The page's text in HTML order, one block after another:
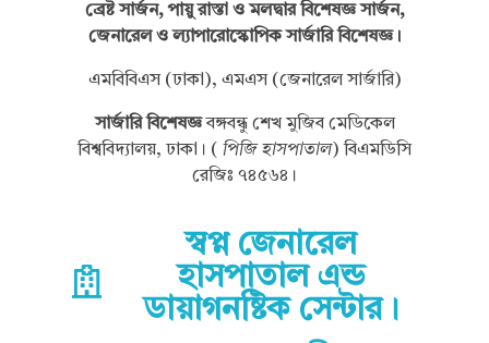
ব্রেষ্ট সার্জন, পায়ু রাস্তা ও মলদ্বার বিশেষজ্ঞ সার্জন,
জেনারেল ও ল্যাপারোস্কোপিক সার্জারি বিশেষজ্ঞ।
এমবিবিএস (ঢাকা), এমএস (জেনারেল সার্জারি)
সার্জারি বিশেষজ্ঞবঙ্গবন্ধু শেখ মুজিব মেডিকেল
বিশ্ববিদ্যালয়, ঢাকা। ( পিজি হাসপাতাল) বিএমডিসি
রেজিঃ ৭৪৫৬৪।
স্বপ্ন জেনারেল
হাসপাতাল এন্ড
ডায়াগনষ্টিক সেন্টার।